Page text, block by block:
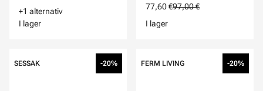
+1 alternativ
I lager
77,60 €97,00 €
I lager
SESSAK -20% FERM LIVING -20%